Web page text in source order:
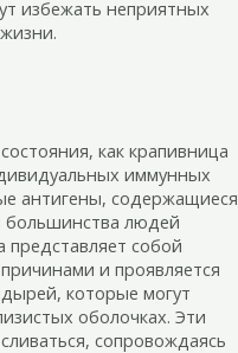
избежать неприятных
как крапивница
иммунных
антигены, содержащиеся
большинства людей
собой
и проявляется
которые могут
оболочках. Эти
сопровождаясь